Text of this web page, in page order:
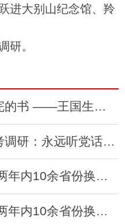
大别山纪念馆、羚
。
焦裕禄，一本永远读不完的书 ——王国生兰考调研侧记
河南省委书记王国生兰考调研：永远听党话 坚定跟党走
省级大员又迎调整高峰 两年内10余省份换书记
省级大员又迎调整高峰 两年内10余省份换书记